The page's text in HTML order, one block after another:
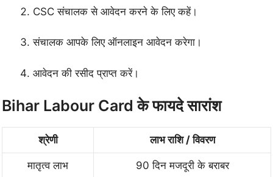
CSC संचालक से आवेदन करने के लिए कहें।
संचालक आपके लिए ऑनलाइन आवेदन करेगा।
आवेदन की रसीद प्राप्त करें।
Bihar Labour Card के फायदे सारांश
श्रेणी लाभ राशि / विवरण
मातृत्व लाभ 90 दिन मजदूरी के बराबर